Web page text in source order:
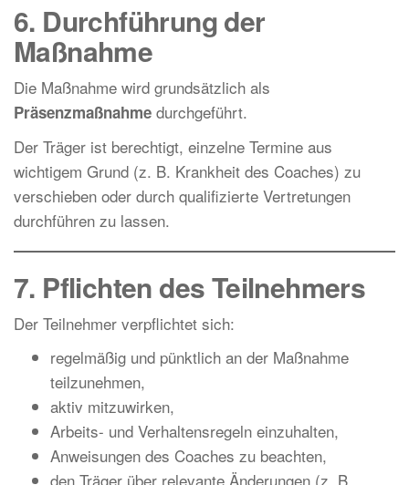
6. Durchführung der
Maßnahme
Die Maßnahme wird grundsätzlich als
Präsenzmaßnahme durchgeführt.
Der Träger ist berechtigt, einzelne Termine aus
wichtigem Grund (z. B. Krankheit des Coaches) zu
verschieben oder durch qualifizierte Vertretungen
durchführen zu lassen.
7. Pflichten des Teilnehmers
Der Teilnehmer verpflichtet sich:
regelmäßig und pünktlich an der Maßnahme
teilzunehmen,
aktiv mitzuwirken,
Arbeits- und Verhaltensregeln einzuhalten,
Anweisungen des Coaches zu beachten,
den Träger über relevante Änderungen (z. B.